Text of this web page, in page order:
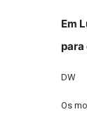
Em
para
DW
Os